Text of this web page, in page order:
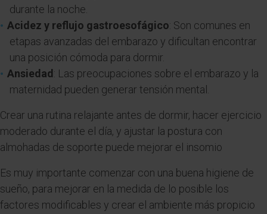
durante la noche.
Acidez y reflujo gastroesofágico: Son comunes en
etapas avanzadas del embarazo y dificultan encontrar
una posición cómoda para dormir.
Ansiedad : Las preocupaciones sobre el embarazo y la
maternidad pueden generar tensión mental.
Crear una rutina relajante antes de dormir, hacer ejercicio
moderado durante el día, y ajustar la postura con
almohadas de soporte puede mejorar el insomio
Es muy importante comenzar con una buena higiene de
sueño, para mejorar en la medida de lo posible los
factores modificables y crear el ambiente más propicio